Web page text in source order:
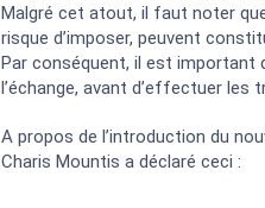
Malgré cet atout, il faut noter
risque d’imposer, peuvent
Par conséquent, il est important
l’échange, avant d’effectuer les
A propos de l’introduction du
Charis Mountis a déclaré ceci :